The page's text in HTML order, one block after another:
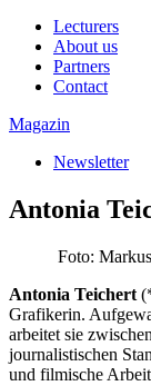
Lecturers
About us
Partners
Contact
Magazin
Newsletter
Antonia
Foto:
Antonia Teichert
Grafikerin.
arbeitet sie
journalistischen
und filmische